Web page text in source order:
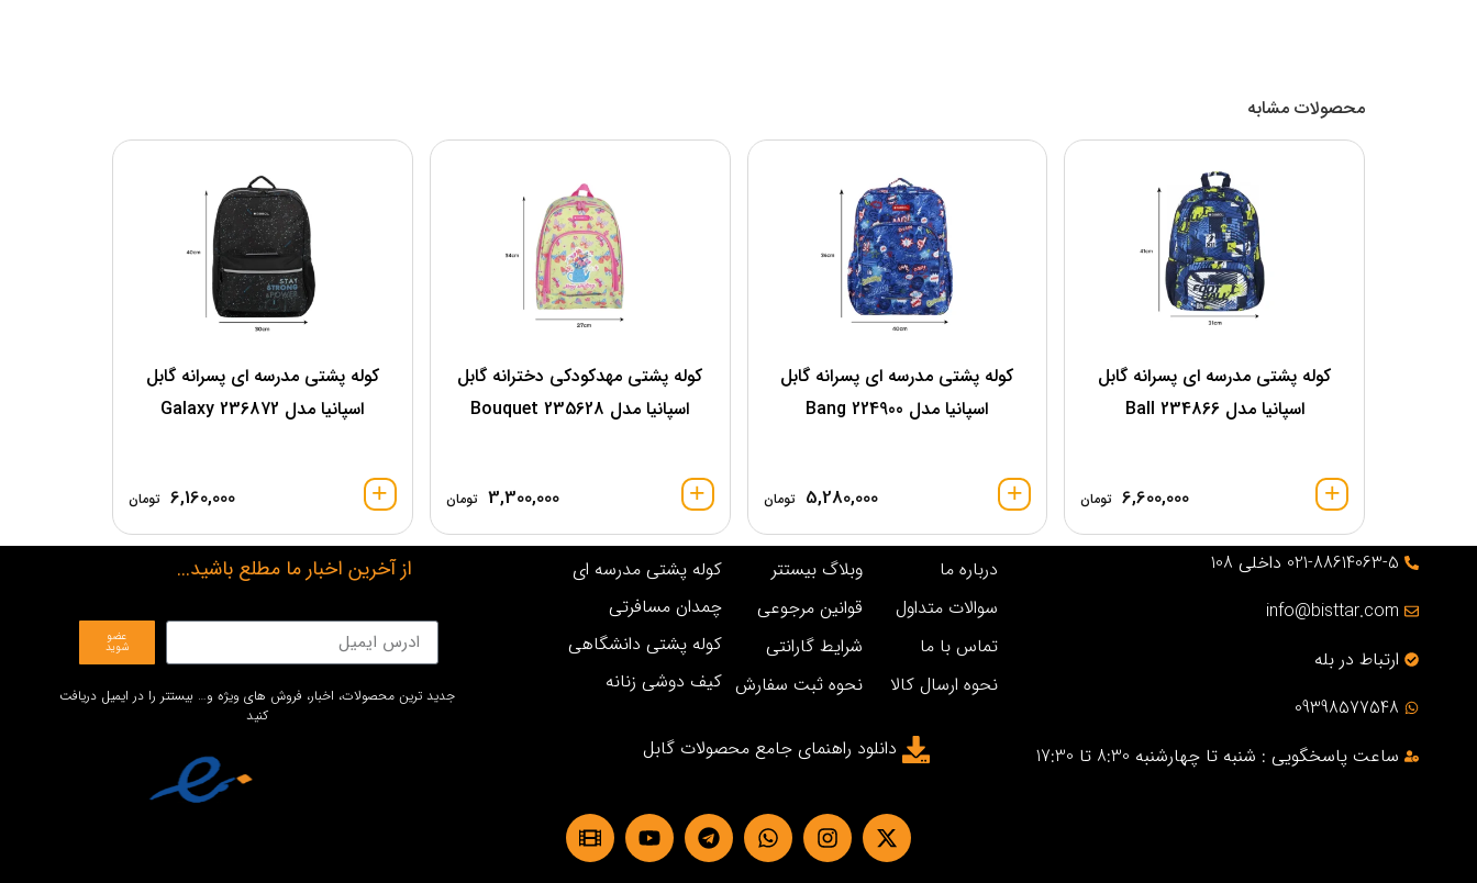
محصولات مشابه
کوله پشتی مدرسه ای پسرانه گابل
اسپانیا مدل 234866 Ball
6,600,000 تومان
کوله پشتی مدرسه ای پسرانه گابل
اسپانیا مدل 224900 Bang
5,280,000 تومان
کوله پشتی مهدکودکی دخترانه گابل
اسپانیا مدل Bouquet 235628
3,300,000 تومان
کوله پشتی مدرسه ای پسرانه گابل
اسپانیا مدل 236872 Galaxy
6,160,000 تومان
021-88614063-5 داخلی 108
info@bisttar.com
ارتباط در بله
09398577548
ساعت پاسخگویی : شنبه تا چهارشنبه 8:30 تا 17:30
درباره ما
سوالات متداول
تماس با ما
نحوه ارسال کالا
وبلاگ بیستتر
قوانین مرجوعی
شرایط گارانتی
نحوه ثبت سفارش
کوله پشتی مدرسه ای
چمدان مسافرتی
کوله پشتی دانشگاهی
کیف دوشی زنانه
دانلود راهنمای جامع محصولات گابل
از آخرین اخبار ما مطلع باشید...
عضو
شوید
جدید ترین محصولات، اخبار، فروش های ویژه و… بیستتر را در ایمیل دریافت
کنید